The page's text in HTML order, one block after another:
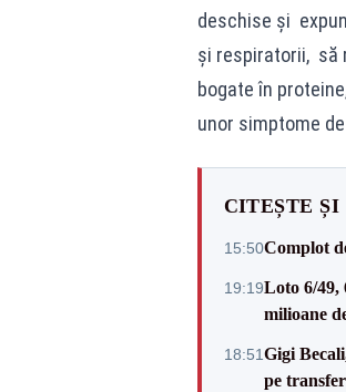
deschise şi
şi respiratorii, să
bogate în
unor simptome
CITEȘTE ȘI
15:50Complot
19:19Loto 6/49,
milioane
18:51Gigi
pe